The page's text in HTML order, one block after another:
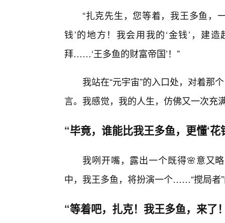
“扎克先生，您等着，我王多鱼，
钱’的地方！我会用我的‘金钱’，建
拜……‘王多鱼的财富帝国’！”
我站在“元宇宙”的入口处，对着那
言。我感觉，我的人生，仿佛又一次
“毕竟，谁能比我王多鱼，更懂‘花
我咧开嘴，露出一个既得🌸意又
中，我王多鱼，将扮演一个……“搅局
“等着吧，扎克！我王多鱼，来了